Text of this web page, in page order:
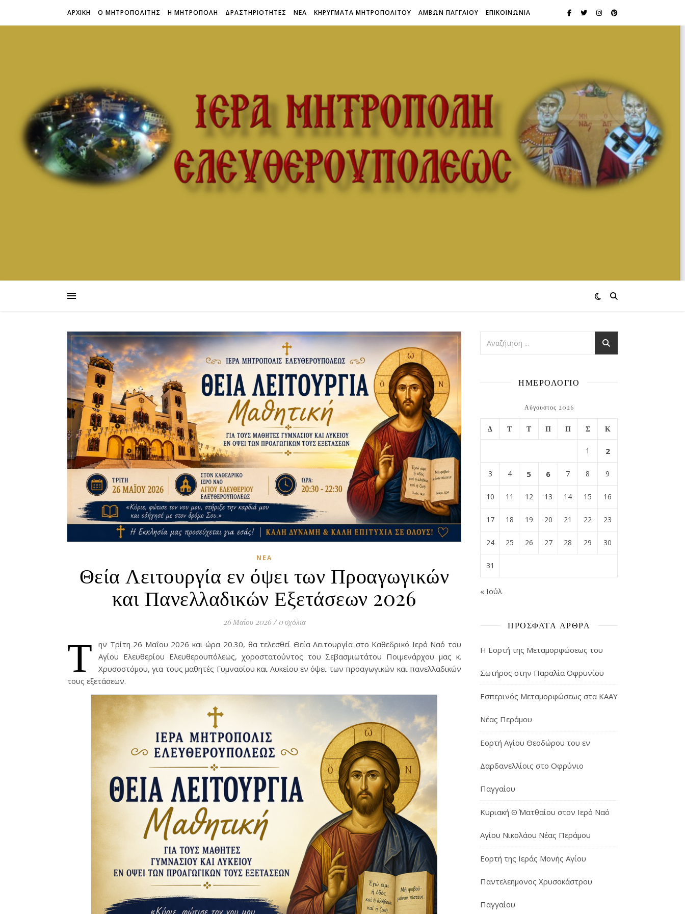
ΑΡΧΙΚΗ Ο ΜΗΤΡΟΠΟΛΙΤΗΣ Η ΜΗΤΡΟΠΟΛΗ ΔΡΑΣΤΗΡΙΟΤΗΤΕΣ ΝΕΑ ΚΗΡΥΓΜΑΤΑ ΜΗΤΡΟΠΟΛΙΤΟΥ ΑΜΒΩΝ ΠΑΓΓΑΙΟΥ ΕΠΙΚΟΙΝΩΝΙΑ
ΝΈΑ
Θεία Λειτουργία εν όψει των Προαγωγικών
και Πανελλαδικών Εξετάσεων 2026
26 Μαΐου 2026 / 0 σχόλια
Τ
ην Τρίτη 26 Μαΐου 2026 και ώρα 20.30, θα τελεσθεί Θεία Λειτουργία στο Καθεδρικό Ιερό Ναό του
Αγίου Ελευθερίου Ελευθερουπόλεως, χοροστατούντος του Σεβασμιωτάτου Ποιμενάρχου μας κ.
Χρυσοστόμου, για τους μαθητές Γυμνασίου και Λυκείου εν όψει των προαγωγικών και πανελλαδικών
τους εξετάσεων.
ΗΜΕΡΟΛΟΓΙΟ
Αύγουστος 2026
Δ Τ Τ Π Π Σ Κ
1 2
3 4 5 6 7 8 9
10 11 12 13 14 15 16
17 18 19 20 21 22 23
24 25 26 27 28 29 30
31
« Ιούλ
ΠΡΌΣΦΑΤΑ ΆΡΘΡΑ
Η Εορτή της Μεταμορφώσεως του
Σωτήρος στην Παραλία Οφρυνίου
Εσπερινός Μεταμορφώσεως στα ΚΑΑΥ
Νέας Περάμου
Εορτή Αγίου Θεοδώρου του εν
Δαρδανελλίοις στο Οφρύνιο
Παγγαίου
Κυριακή Θ΄ Ματθαίου στον Ιερό Ναό
Αγίου Νικολάου Νέας Περάμου
Εορτή της Ιεράς Μονής Αγίου
Παντελεήμονος Χρυσοκάστρου
Παγγαίου